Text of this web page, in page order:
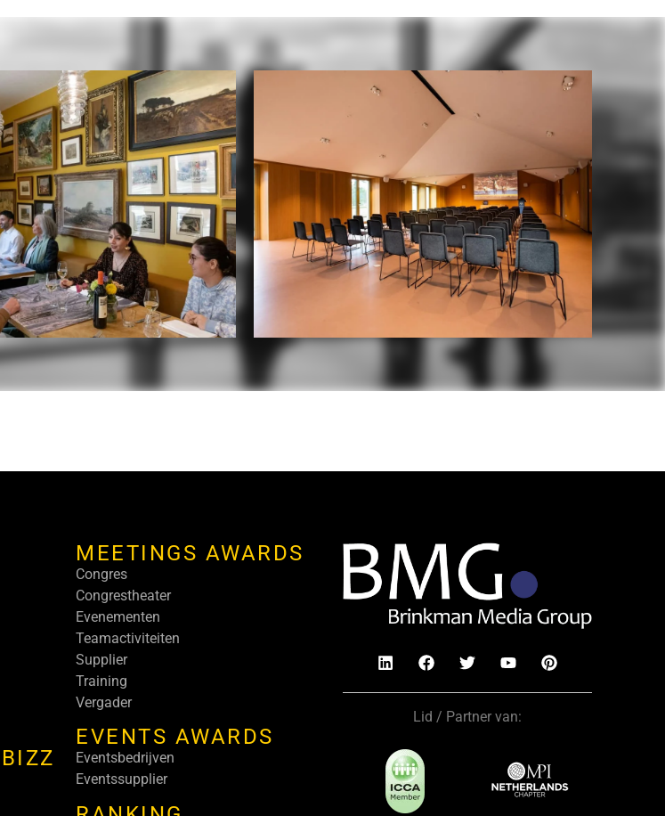
MEETINGS AWARDS
Congres
Congrestheater
Evenementen
Teamactiviteiten
Supplier
Training
Vergader
EVENTS AWARDS
Eventsbedrijven
Eventssupplier
Lid / Partner van: